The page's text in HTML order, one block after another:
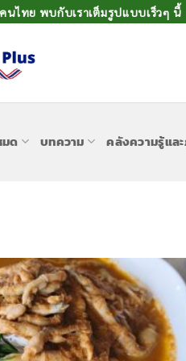
นไทย พบกับเราเต็มรูปแบบเร็วๆ นี้
ด บทความ คลังความรู้แ